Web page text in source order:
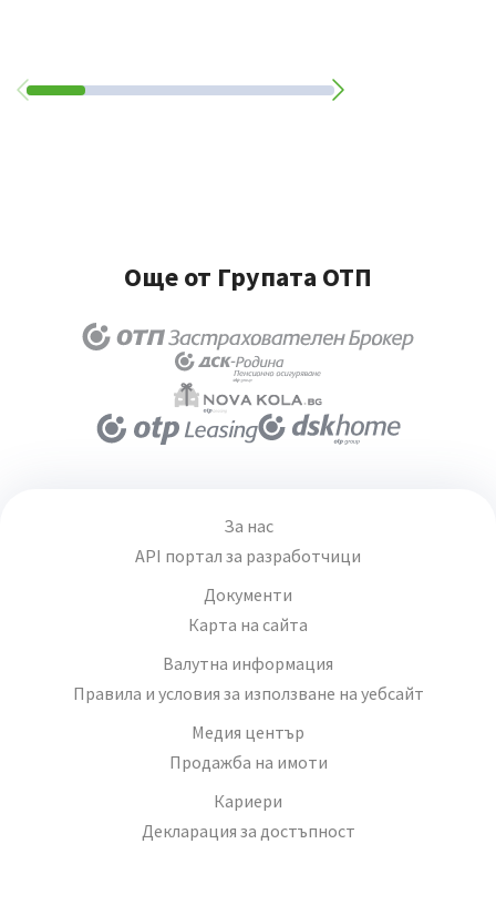
Още от Групата ОТП
За нас
API портал за разработчици
Документи
Карта на сайта
Валутна информация
Правила и условия за използване на уебсайт
Медия център
Продажба на имоти
Кариери
Декларация за достъпност